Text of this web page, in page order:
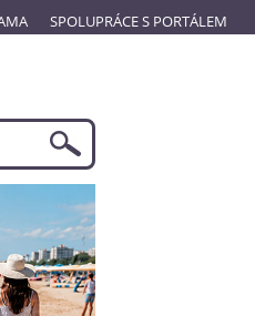
SPOLUPRÁCE S PORTÁLEM